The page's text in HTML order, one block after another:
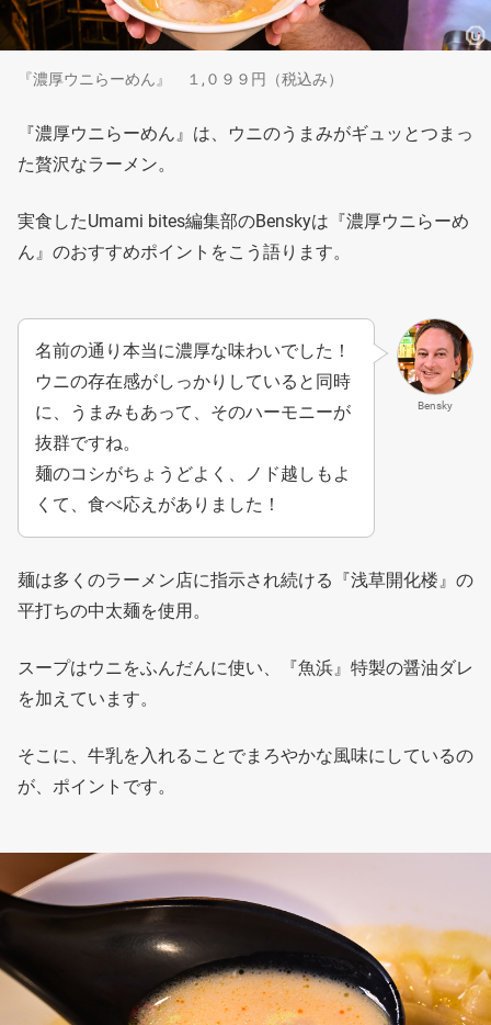
『濃厚ウニらーめん』 １,０９９円（税込み）
『濃厚ウニらーめん』は、ウニのうまみがギュッとつまっ
た贅沢なラーメン。
実食したUmami bites編集部のBenskyは『濃厚ウニらーめ
ん』のおすすめポイントをこう語ります。
Bensky
名前の通り本当に濃厚な味わいでした！
ウニの存在感がしっかりしていると同時
に、うまみもあって、そのハーモニーが
抜群ですね。
麺のコシがちょうどよく、ノド越しもよ
くて、食べ応えがありました！
麺は多くのラーメン店に指示され続ける『浅草開化楼』の
平打ちの中太麺を使用。
スープはウニをふんだんに使い、『魚浜』特製の醤油ダレ
を加えています。
そこに、牛乳を入れることでまろやかな風味にしているの
が、ポイントです。